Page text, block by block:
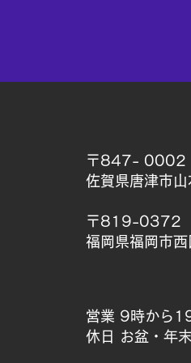
〒847- 0002
佐賀県唐津市
〒819-0372
福岡県福岡市
営業 9時から
休日 お盆・年